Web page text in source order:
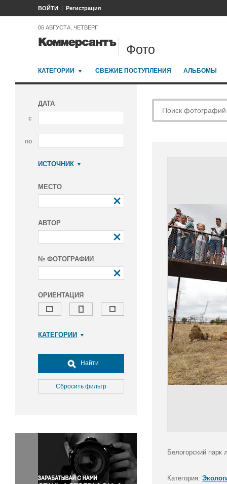
ВОЙТИ Регистрация
06 АВГУСТА, ЧЕТВЕРГ
Фото
КАТЕГОРИИ СВЕЖИЕ ПОСТУПЛЕНИЯ АЛЬБОМЫ
ДАТА
с
по
ИСТОЧНИК
МЕСТО
АВТОР
№ ФОТОГРАФИИ
ОРИЕНТАЦИЯ
КАТЕГОРИИ
Досуг, туризм и отдых
Культура
Медицина
Окружающая среда
Политика
Правосудие
Происшествия и конфликты
Найти
Сбросить фильтр
Белогорский парк
Категория: